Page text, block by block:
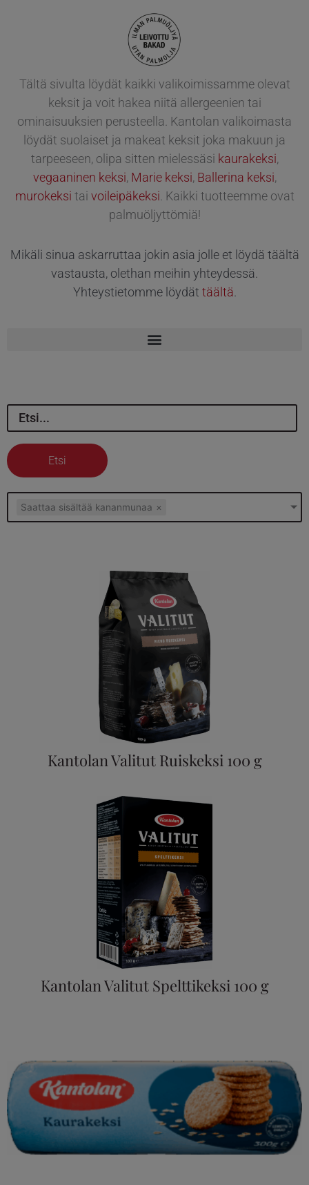
Tältä sivulta löydät kaikki valikoimissamme olevat
keksit ja voit hakea niitä allergeenien tai
ominaisuuksien perusteella. Kantolan valikoimasta
löydät suolaiset ja makeat keksit joka makuun ja
tarpeeseen, olipa sitten mielessäsi kaurakeksi,
vegaaninen keksi, Marie keksi, Ballerina keksi,
murokeksi tai voileipäkeksi . Kaikki tuotteemme ovat
palmuöljyttömiä!
Mikäli sinua askarruttaa jokin asia jolle et löydä täältä
vastausta, olethan meihin yhteydessä.
Yhteystietomme löydät täältä.
Etsi
Saattaa sisältää kananmunaa ×
Kantolan Valitut Ruiskeksi 100 g
Kantolan Valitut Spelttikeksi 100 g